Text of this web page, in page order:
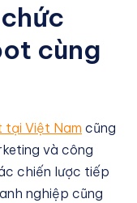
cùng
tại Việt Nam cũng
và công
chiến lược tiếp
nghiệp cũng